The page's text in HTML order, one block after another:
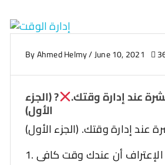
ByAhmed Helmy/June 10, 2021
عند إدارة وقتك. ? (الجزء
الأول)
عند إدارة وقتك. (الجزء الأول)
الإعتراف أن عندك وقت كافى